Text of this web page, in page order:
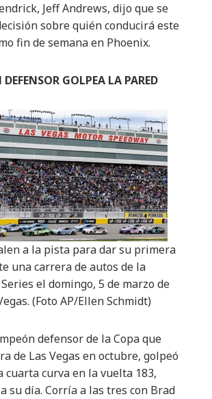
Jeff Andrews, dijo que se
sobre quién conducirá este
fin de semana en Phoenix.
GOLPEA LA PARED
a la pista para dar su primera
una carrera de autos de la
Series el domingo, 5 de marzo de
(Foto AP/Ellen Schmidt)
defensor de la Copa que
de Las Vegas en octubre, golpeó
cuarta curva en la vuelta 183,
su día. Corría a las tres con Brad